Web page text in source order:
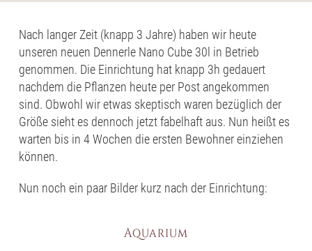
Nach langer Zeit (knapp 3 Jahre) haben wir heute
unseren neuen Dennerle Nano Cube 30l in Betrieb
genommen. Die Einrichtung hat knapp 3h gedauert
nachdem die Pflanzen heute per Post angekommen
sind. Obwohl wir etwas skeptisch waren bezüglich der
Größe sieht es dennoch jetzt fabelhaft aus. Nun heißt es
warten bis in 4 Wochen die ersten Bewohner einziehen
können.
Nun noch ein paar Bilder kurz nach der Einrichtung:
Aquarium